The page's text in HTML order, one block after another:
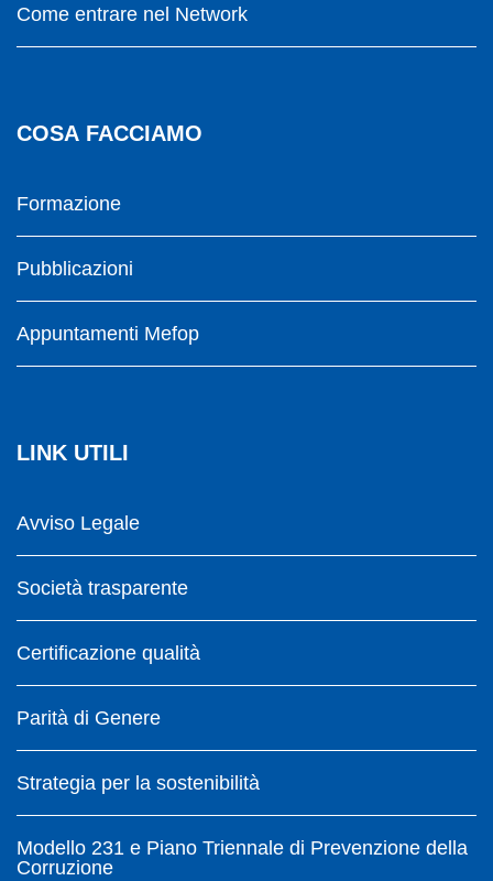
Come entrare nel Network
COSA FACCIAMO
Formazione
Pubblicazioni
Appuntamenti Mefop
LINK UTILI
Avviso Legale
Società trasparente
Certificazione qualità
Parità di Genere
Strategia per la sostenibilità
Modello 231 e Piano Triennale di Prevenzione della
Corruzione